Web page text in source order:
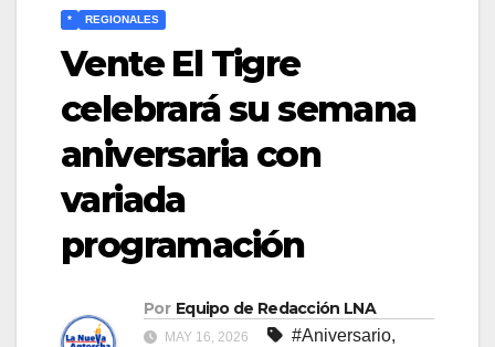
* REGIONALES
Vente El Tigre
celebrará su semana
aniversaria con
variada
programación
Por Equipo de Redacción LNA
MAY 16, 2026 #Aniversario,